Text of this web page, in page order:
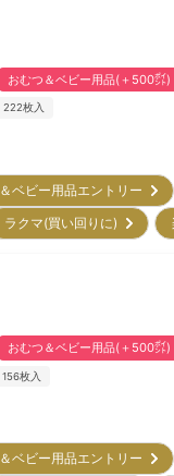
おむつ＆ベビー用品(＋500㌽)
222枚入
ベビー用品エントリー
ラクマ(買い回りに)
おむつ＆ベビー用品(＋500㌽)
156枚入
ベビー用品エントリー